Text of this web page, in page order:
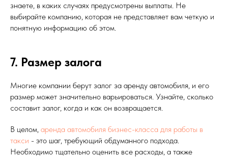
знаете, в каких случаях предусмотрены выплаты. Не
выбирайте компанию, которая не представляет вам четкую и
понятную информацию об этом.
7. Размер залога
Многие компании берут залог за аренду автомобиля, и его
размер может значительно варьироваться. Узнайте, сколько
составит залог, когда и как он возвращается.
В целом, аренда автомобиля бизнес-класса для работы в
такси - это шаг, требующий обдуманного подхода.
Необходимо тщательно оценить все расходы, а также